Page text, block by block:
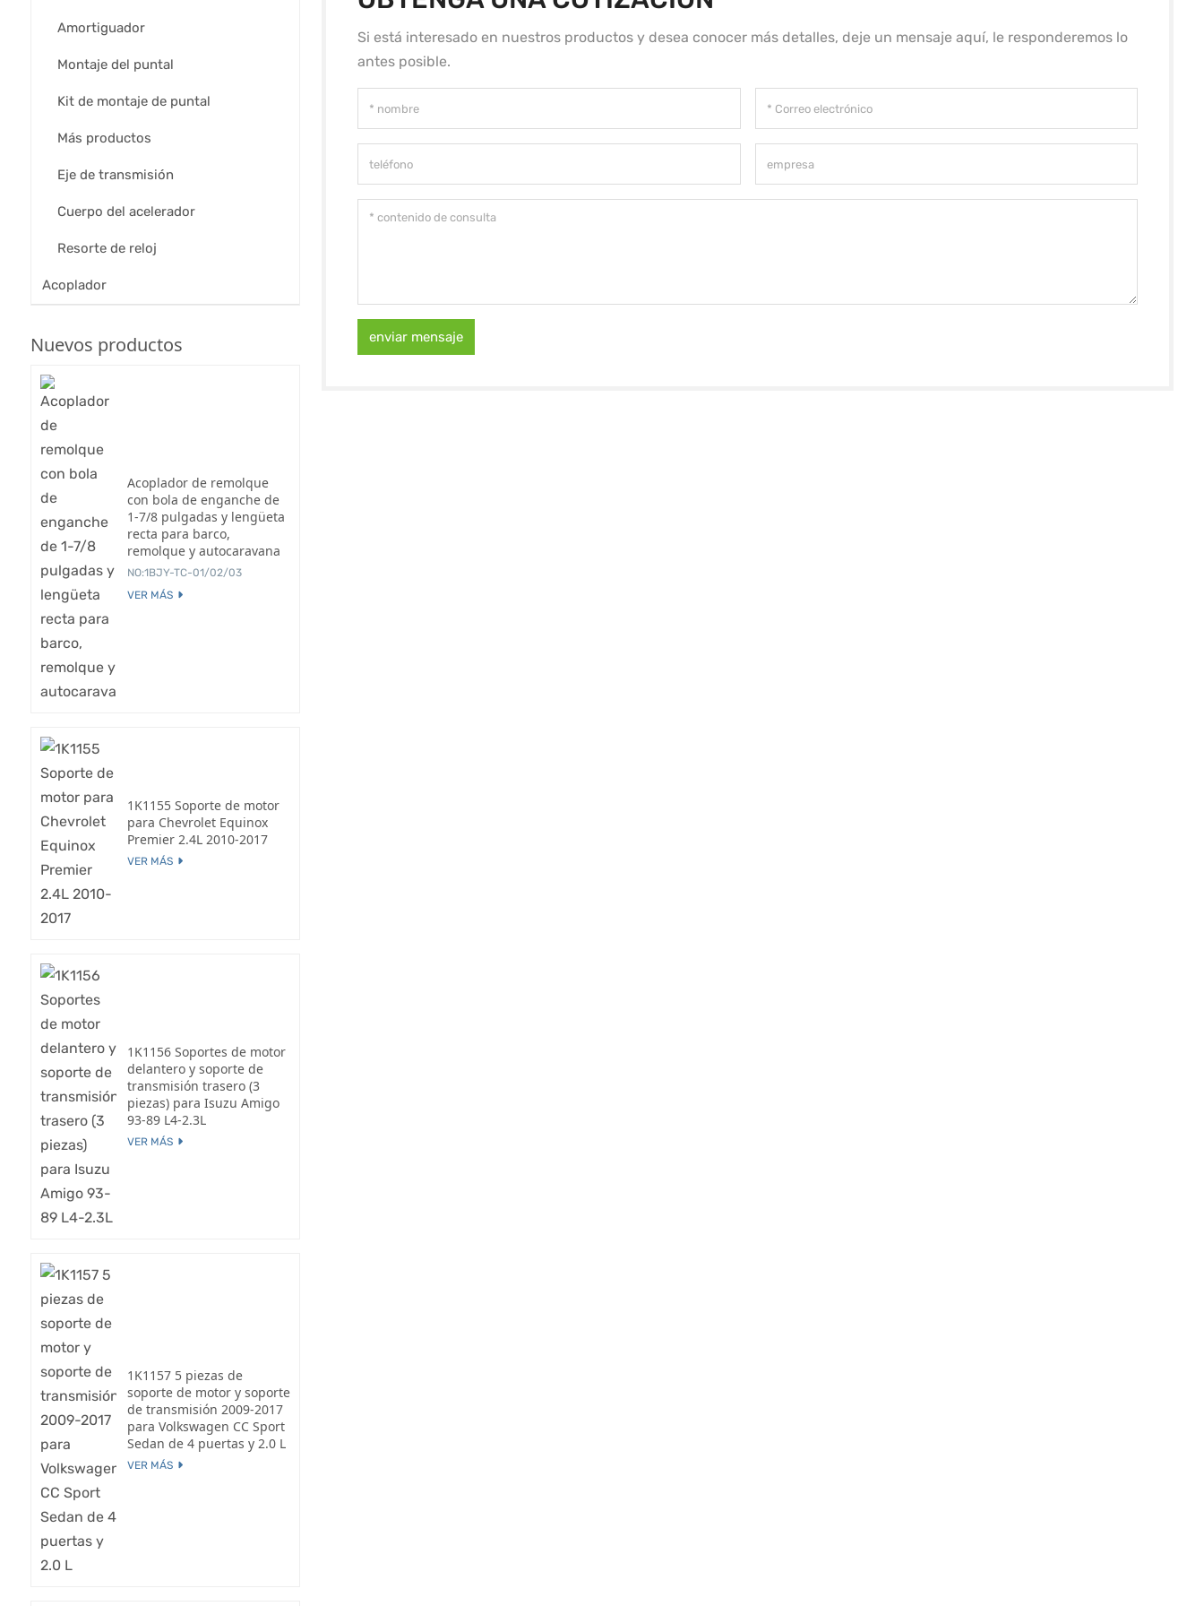
Si está interesado en nuestros productos y desea conocer más detalles, deje un mensaje aquí, le responderemos lo
antes posible.
enviar mensaje
Amortiguador
Montaje del puntal
Kit de montaje de puntal
Más productos
Eje de transmisión
Cuerpo del acelerador
Resorte de reloj
Acoplador
Nuevos productos
Acoplador de remolque
con bola de enganche de
1-7/8 pulgadas y lengüeta
recta para barco,
remolque y autocaravana
NO:1BJY-TC-01/02/03
VER MÁS
1K1155 Soporte de motor
para Chevrolet Equinox
Premier 2.4L 2010-2017
VER MÁS
1K1156 Soportes de motor
delantero y soporte de
transmisión trasero (3
piezas) para Isuzu Amigo
93-89 L4-2.3L
VER MÁS
1K1157 5 piezas de
soporte de motor y soporte
de transmisión 2009-2017
para Volkswagen CC Sport
Sedan de 4 puertas y 2.0 L
VER MÁS